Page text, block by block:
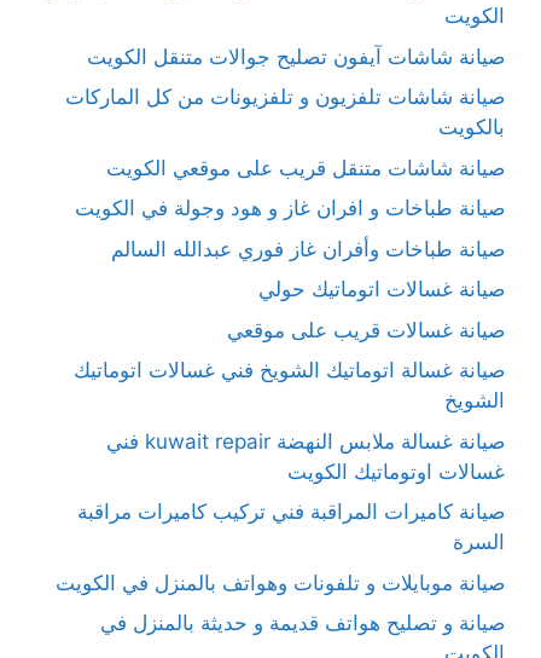
الكويت
صيانة شاشات آيفون تصليح جوالات متنقل الكويت
صيانة شاشات تلفزيون و تلفزيونات من كل الماركات
بالكويت
صيانة شاشات متنقل قريب على موقعي الكويت
صيانة طباخات و افران غاز و هود وجولة في الكويت
صيانة طباخات وأفران غاز فوري عبدالله السالم
صيانة غسالات اتوماتيك حولي
صيانة غسالات قريب على موقعي
صيانة غسالة اتوماتيك الشويخ فني غسالات اتوماتيك
الشويخ
صيانة غسالة ملابس النهضة kuwait repair فني
غسالات اوتوماتيك الكويت
صيانة كاميرات المراقبة فني تركيب كاميرات مراقبة
السرة
صيانة موبايلات و تلفونات وهواتف بالمنزل في الكويت
صيانة و تصليح هواتف قديمة و حديثة بالمنزل في